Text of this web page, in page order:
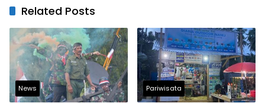
Related Posts
News Pariwisata